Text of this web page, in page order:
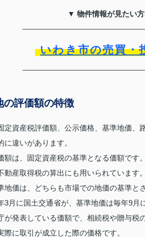
▼ 物件情報が見たい
いわき市の売買・
の評価額の特徴
定資産税評価額、公示価格、基準地価
に違いがあります。
額は、固定資産税の基準となる価額です。
動産取得税の算出にも用いられています。
地価は、どちらも市場での地価の基準と
3月に国土交通省が、基準地価は毎年9月
が発表している価額で、相続税や贈与税
際に取引が成立した際の価格です。